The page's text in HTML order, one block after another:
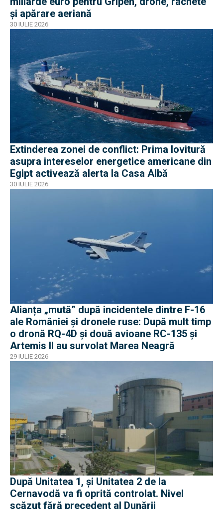
și apărare aeriană
30 IULIE 2026
Extinderea zonei de conflict: Prima lovitură
asupra intereselor energetice americane din
Egipt activează alerta la Casa Albă
30 IULIE 2026
Alianța „mută” după incidentele dintre F-16
ale României și dronele ruse: După mult timp
o dronă RQ-4D și două avioane RC-135 și
Artemis II au survolat Marea Neagră
29 IULIE 2026
După Unitatea 1, și Unitatea 2 de la
Cernavodă va fi oprită controlat. Nivel
scăzut fără precedent al Dunării